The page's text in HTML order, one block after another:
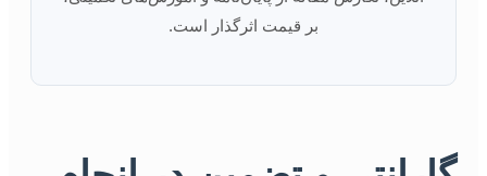
بر قیمت اثرگذار است.